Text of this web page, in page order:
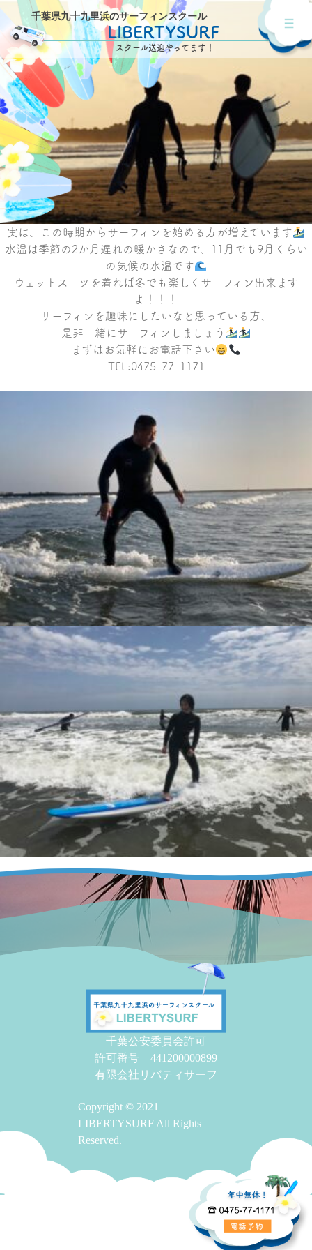
千葉県九十九里浜のサーフィンスクール
LIBERTYSURF
スクール送迎やってます！
実は、この時期からサーフィンを始める方が増えています
水温は季節の2か月遅れの暖かさなので、11月でも9月くらい
の気候の水温です
ウェットスーツを着れば冬でも楽しくサーフィン出来ます
よ！！！
サーフィンを趣味にしたいなと思っている方、
是非一緒にサーフィンしましょう
まずはお気軽にお電話下さい
TEL:0475-77-1171
千葉公安委員会許可
許可番号 441200000899
有限会社リバティサーフ
Copyright © 2021
LIBERTYSURF All Rights
Reserved.